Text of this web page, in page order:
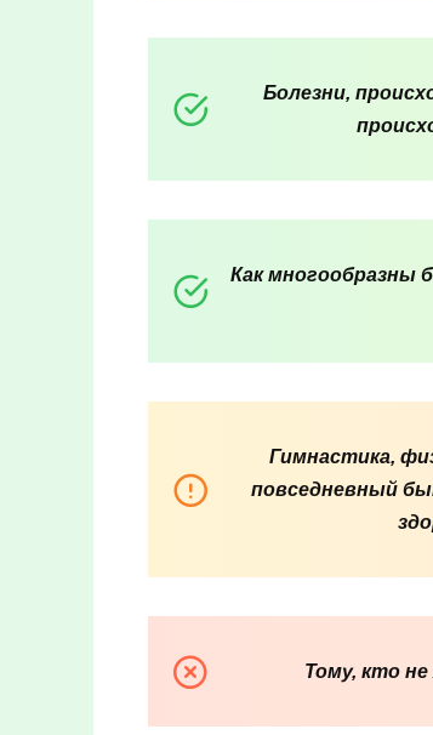
Болезни,
Как многообразны
Гимнастика,
повседневный
Тому, кто